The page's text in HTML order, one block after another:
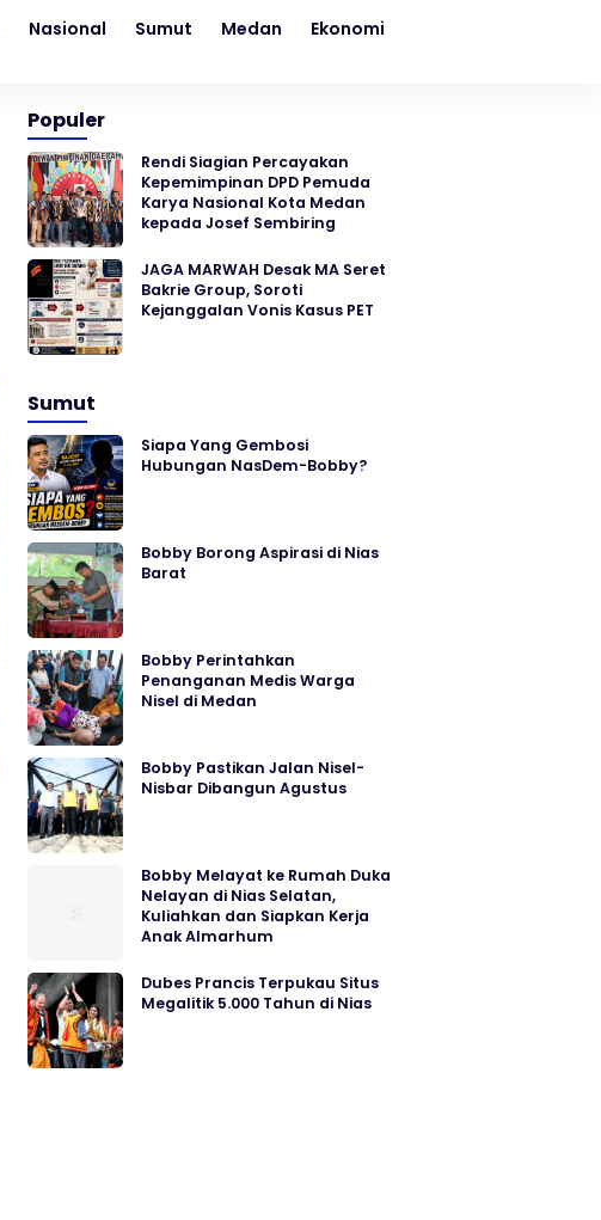
Nasional Sumut Medan Ekonomi
Populer
Rendi Siagian Percayakan
Kepemimpinan DPD Pemuda
Karya Nasional Kota Medan
kepada Josef Sembiring
JAGA MARWAH Desak MA Seret
Bakrie Group, Soroti
Kejanggalan Vonis Kasus PET
Sumut
Siapa Yang Gembosi
Hubungan NasDem-Bobby?
Bobby Borong Aspirasi di Nias
Barat
Bobby Perintahkan
Penanganan Medis Warga
Nisel di Medan
Bobby Pastikan Jalan Nisel-
Nisbar Dibangun Agustus
Bobby Melayat ke Rumah Duka
Nelayan di Nias Selatan,
Kuliahkan dan Siapkan Kerja
Anak Almarhum
Dubes Prancis Terpukau Situs
Megalitik 5.000 Tahun di Nias